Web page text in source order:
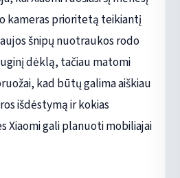
kameras prioritetą teikiantį
šnipų nuotraukos rodo
dėklą, tačiau matomi
kad būtų galima aiškiau
išdėstymą ir kokias
Xiaomi gali planuoti mobiliajai